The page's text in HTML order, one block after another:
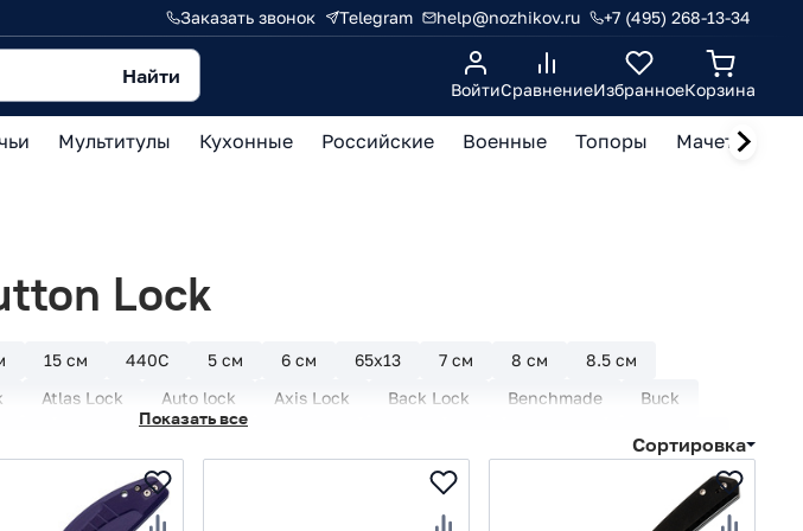
Заказать звонок Telegram help@nozhikov.ru +7 (495) 268-13-34
Найти
ВойтиСравнениеИзбранноеКорзина
Мультитулы Кухонные Российские Военные Топоры Мачете,
Lock
15 см 440C 5 см 6 см 65х13 7 см 8 см
8.5 см
Atlas Lock Auto lock Axis Lock Back Lock Benchmade
Buck
Drop Point
Ganzo
Opinel Petrified fish Plunge Lock
S30V
Показать все
Сортировка